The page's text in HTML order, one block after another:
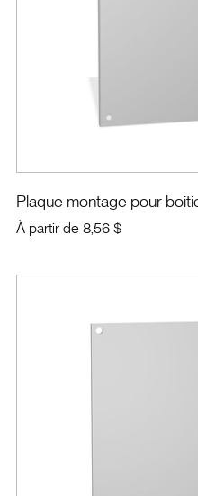
Plaque montage pour
À partir de 8,56 $